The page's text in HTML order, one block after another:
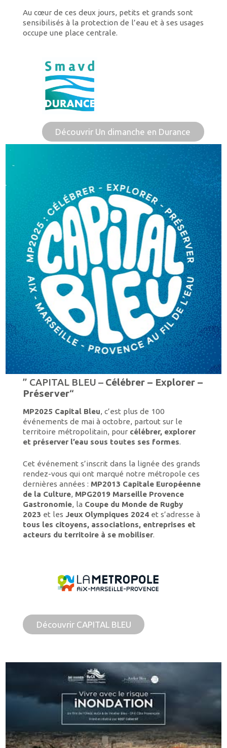
Au cœur de ces deux jours, petits et grands sont
sensibilisés à la protection de l’eau et à ses usages
occupe une place centrale.
Découvrir Un dimanche en Durance
” CAPITAL BLEU – Célébrer – Explorer –
Préserver“
MP2025 Capital Bleu, c’est plus de 100
événements de mai à octobre, partout sur le
territoire métropolitain, pour célébrer, explorer
et préserver l’eau sous toutes ses formes.
Cet événement s’inscrit dans la lignée des grands
rendez-vous qui ont marqué notre métropole ces
dernières années : MP2013 Capitale Européenne
de la Culture, MPG2019 Marseille Provence
Gastronomie, la Coupe du Monde de Rugby
2023 et les Jeux Olympiques 2024 et s’adresse à
tous les citoyens, associations, entreprises et
acteurs du territoire à se mobiliser.
Découvrir CAPITAL BLEU